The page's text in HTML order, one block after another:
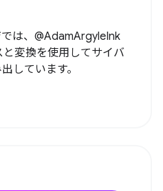
は、@AdamArgyleInk
変換を使用してサイバ
しています。